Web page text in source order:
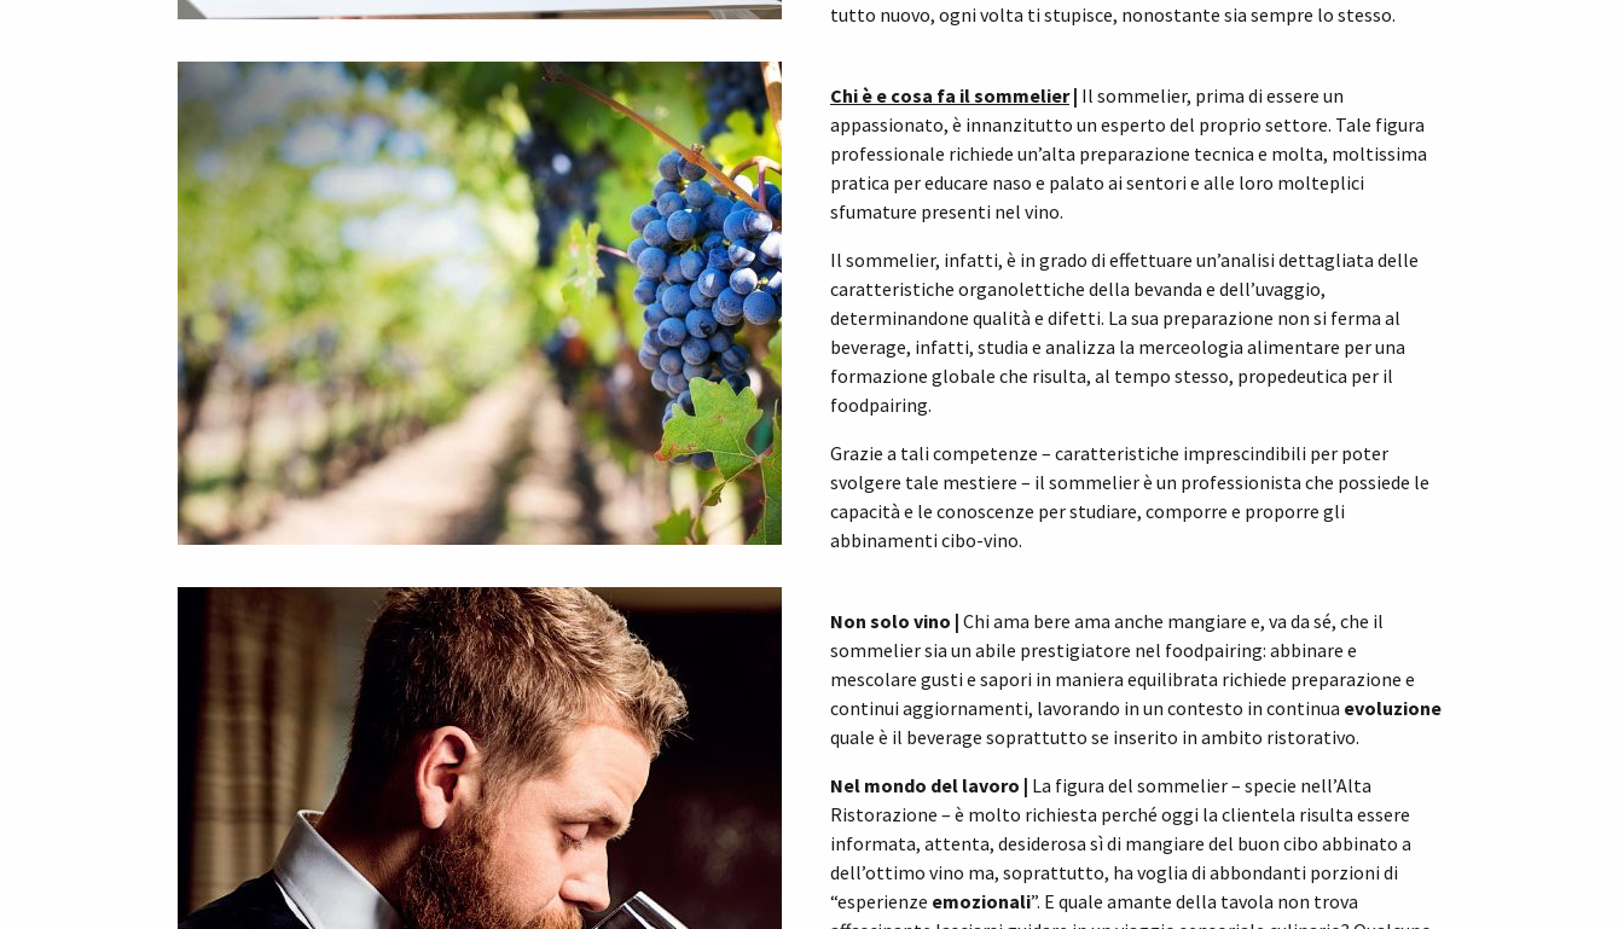
tutto nuovo, ogni volta ti stupisce, nonostante sia sempre lo stesso.
Chi è e cosa fa il sommelier| Il sommelier, prima di essere un
appassionato, è innanzitutto un esperto del proprio settore. Tale figura
professionale richiede un’alta preparazione tecnica e molta, moltissima
pratica per educare naso e palato ai sentori e alle loro molteplici
sfumature presenti nel vino.
Il sommelier, infatti, è in grado di effettuare un’analisi dettagliata delle
caratteristiche organolettiche della bevanda e dell’uvaggio,
determinandone qualità e difetti. La sua preparazione non si ferma al
beverage, infatti, studia e analizza la merceologia alimentare per una
formazione globale che risulta, al tempo stesso, propedeutica per il
foodpairing.
Grazie a tali competenze – caratteristiche imprescindibili per poter
svolgere tale mestiere – il sommelier è un professionista che possiede le
capacità e le conoscenze per studiare, comporre e proporre gli
abbinamenti cibo-vino.
Non solo vino | Chi ama bere ama anche mangiare e, va da sé, che il
sommelier sia un abile prestigiatore nel foodpairing: abbinare e
mescolare gusti e sapori in maniera equilibrata richiede preparazione e
continui aggiornamenti, lavorando in un contesto in continua evoluzione
quale è il beverage soprattutto se inserito in ambito ristorativo.
Nel mondo del lavoro | La figura del sommelier – specie nell’Alta
Ristorazione – è molto richiesta perché oggi la clientela risulta essere
informata, attenta, desiderosa sì di mangiare del buon cibo abbinato a
dell’ottimo vino ma, soprattutto, ha voglia di abbondanti porzioni di
“esperienze emozionali”. E quale amante della tavola non trova